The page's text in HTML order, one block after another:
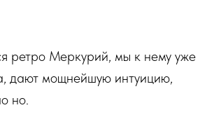
ретро Меркурий, мы к нему уже
дают мощнейшую интуицию,
но.